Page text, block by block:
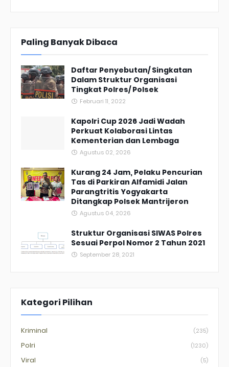
Paling Banyak Dibaca
Daftar Penyebutan/ Singkatan
Dalam Struktur Organisasi
Tingkat Polres/ Polsek
Februari 11, 2022
Kapolri Cup 2026 Jadi Wadah
Perkuat Kolaborasi Lintas
Kementerian dan Lembaga
Agustus 02, 2026
Kurang 24 Jam, Pelaku Pencurian
Tas di Parkiran Alfamidi Jalan
Parangtritis Yogyakarta
Ditangkap Polsek Mantrijeron
Agustus 04, 2026
Struktur Organisasi SIWAS Polres
Sesuai Perpol Nomor 2 Tahun 2021
September 28, 2021
Kategori Pilihan
Kriminal (235)
Polri (1230)
Viral (5)